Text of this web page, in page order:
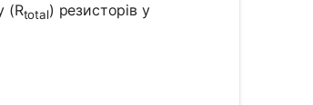
(Rtotal) резисторів у
\frac{1}{R_1} + \frac{1}{R_2} +